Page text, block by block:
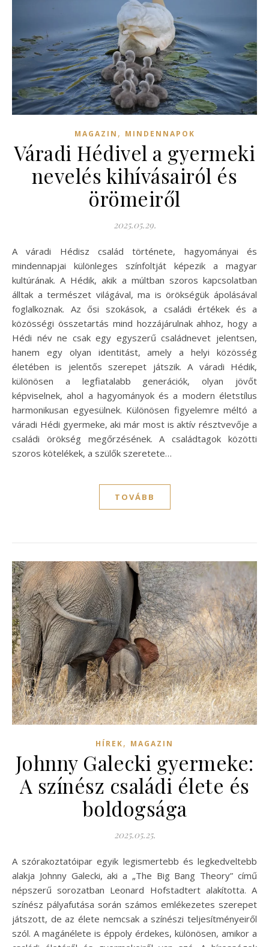
MAGAZIN , MINDENNAPOK
Váradi Hédivel a gyermeki
nevelés kihívásairól és
örömeiről
2025.05.29.
A váradi Hédisz család története, hagyományai és
mindennapjai különleges színfoltját képezik a magyar
kultúrának. A Hédik, akik a múltban szoros kapcsolatban
álltak a természet világával, ma is örökségük ápolásával
foglalkoznak. Az ősi szokások, a családi értékek és a
közösségi összetartás mind hozzájárulnak ahhoz, hogy a
Hédi név ne csak egy egyszerű családnevet jelentsen,
hanem egy olyan identitást, amely a helyi közösség
életében is jelentős szerepet játszik. A váradi Hédik,
különösen a legfiatalabb generációk, olyan jövőt
képviselnek, ahol a hagyományok és a modern életstílus
harmonikusan egyesülnek. Különösen figyelemre méltó a
váradi Hédi gyermeke, aki már most is aktív résztvevője a
családi örökség megőrzésének. A családtagok közötti
szoros kötelékek, a szülők szeretete…
TOVÁBB
HÍREK, MAGAZIN
Johnny Galecki gyermeke:
A színész családi élete és
boldogsága
2025.05.25.
A szórakoztatóipar egyik legismertebb és legkedveltebb
alakja Johnny Galecki, aki a „The Big Bang Theory” című
népszerű sorozatban Leonard Hofstadtert alakította. A
színész pályafutása során számos emlékezetes szerepet
játszott, de az élete nemcsak a színészi teljesítményeiről
szól. A magánélete is éppoly érdekes, különösen, amikor a